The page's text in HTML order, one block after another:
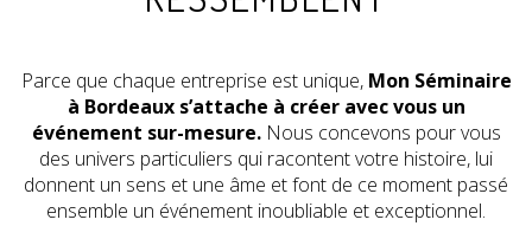
Parce que chaque entreprise est unique, Mon Séminaire
à Bordeaux s’attache à créer avec vous un
événement sur-mesure.Nous concevons pour vous
des univers particuliers qui racontent votre histoire, lui
donnent un sens et une âme et font de ce moment passé
ensemble un événement inoubliable et exceptionnel.